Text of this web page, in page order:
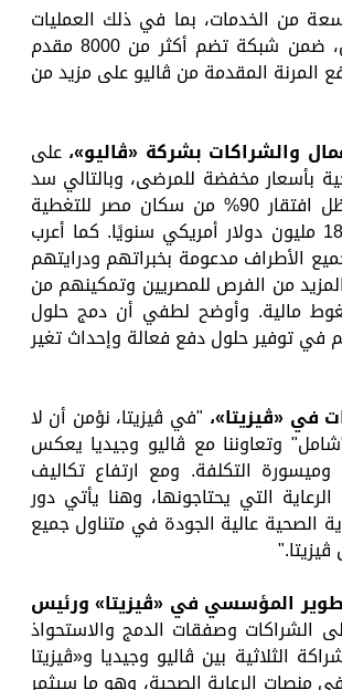
إلى 80% على مجموعة واسعة من الخدمات، بما في ذلك العمليات
الجراحية، التحاليل، الأشعات، الاستشارات الطبية، وعلاج الأسنان، ضمن شبكة تضم أكثر من 8000 مقدم
المرنة المقدمة من ڤاليو على مزيد من
والشراكات بشركة «ڤاليو»، على
بأسعار مخفضة للمرضى، وبالتالي سد
فجوة التغطية التأمينية لخدمات الرعاية الصحية الخاصة، في ظل افتقار 90% من سكان مصر للتغطية
الصحية الملاءمة، ووصول نفقات الرعاية الصحية الخاصة إلى 180 مليون دولار أمريكي سنويًا. كما أعرب
الأطراف مدعومة بخبراتهم ودرايتهم
المزيد من الفرص للمصريين وتمكينهم من
مالية. وأوضح لطفي أن دمج حلول
في توفير حلول دفع فعالة وإحداث تغير
في«ڤيزيتا»، "في ڤيزيتا، نؤمن أن لا
وتعاوننا مع ڤاليو وجيديا يعكس
وميسورة التكلفة. ومع ارتفاع تكاليف
التي يحتاجونها، وهنا يأتي دور
الصحية عالية الجودة في متناول جميع
المؤسسي في «ڤيزيتا»ورئيس
الشراكات وصفقات الدمج والاستحواذ
الثلاثية بين ڤاليو وجيديا و«ڤيزيتا
في منصات الرعاية الصحية، وهو ما سيثمر